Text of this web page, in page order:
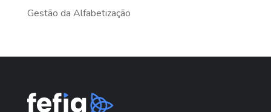
Gestão da Alfabetização